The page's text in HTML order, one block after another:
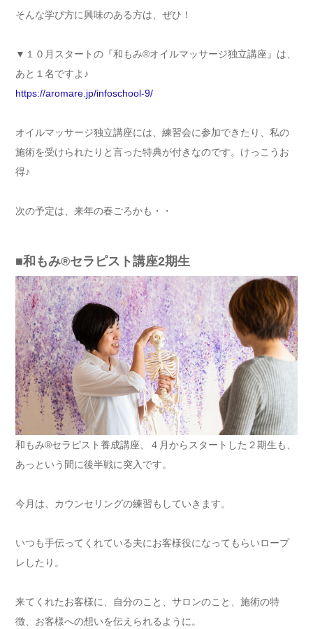
そんな学び方に興味のある方は、ぜひ！
▼１０月スタートの『和もみ®オイルマッサージ独立講座』は、
あと１名ですよ♪
https://aromare.jp/infoschool-9/
オイルマッサージ独立講座には、練習会に参加できたり、私の
施術を受けられたりと言った特典が付きなのです。けっこうお
得♪
次の予定は、来年の春ごろかも・・
■和もみ®セラピスト講座2期生
和もみ®セラピスト養成講座、４月からスタートした２期生も、
あっという間に後半戦に突入です。
今月は、カウンセリングの練習もしていきます。
いつも手伝ってくれている夫にお客様役になってもらいロープ
レしたり。
来てくれたお客様に、自分のこと、サロンのこと、施術の特
徴、お客様への想いを伝えられるように。